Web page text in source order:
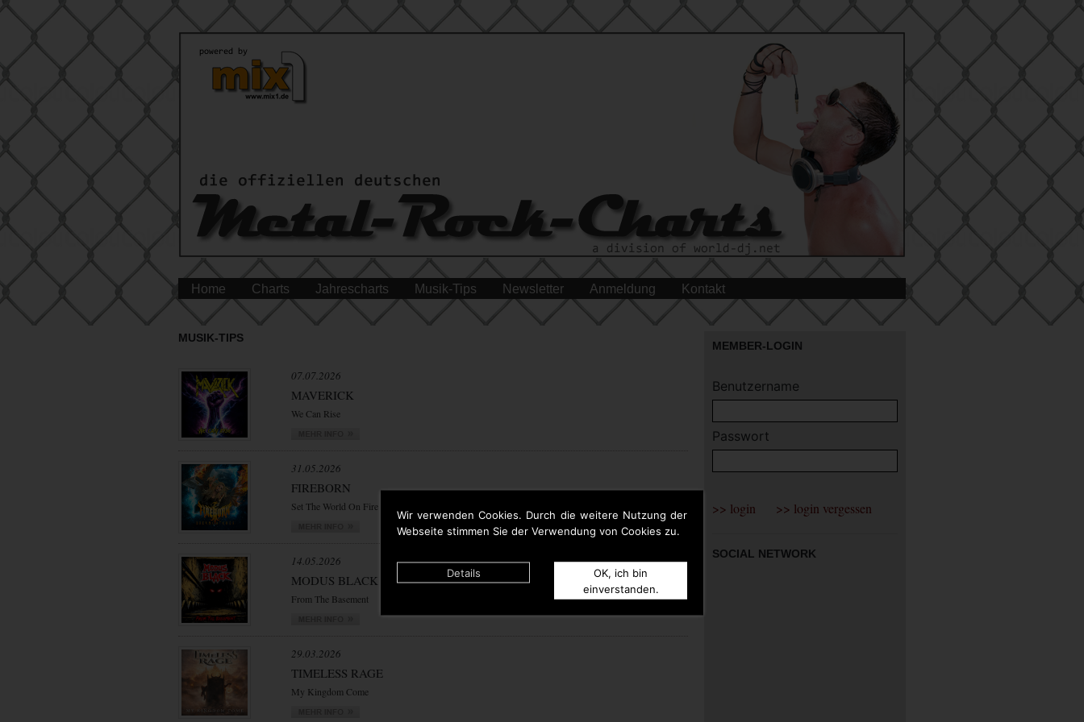
Wir verwenden Cookies. Durch die weitere Nutzung der
Webseite stimmen Sie der Verwendung von Cookies zu.
Details
OK, ich bin
einverstanden.
Home Charts Jahrescharts Musik-Tips Newsletter Anmeldung Kontakt
MUSIK-TIPS
07.07.2026
MAVERICK
We Can Rise
31.05.2026
FIREBORN
Set The World On Fire
14.05.2026
MODUS BLACK
From The Basement
29.03.2026
TIMELESS RAGE
My Kingdom Come
MEMBER-LOGIN
Benutzername
Passwort
SOCIAL NETWORK